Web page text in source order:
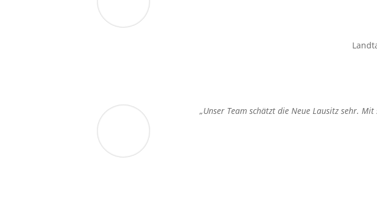
„Unser Team schätzt die Neue Lausitz sehr.